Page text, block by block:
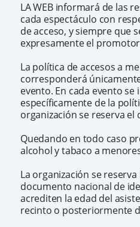
LA WEB informará de las
cada espectáculo con
de acceso, y siempre que
expresamente el
La política de accesos a
corresponderá
evento. En cada evento se
específicamente de la
organización se reserva el
Quedando en todo caso
alcohol y tabaco a
La organización se
documento nacional de
acrediten la edad del
recinto o posteriormente